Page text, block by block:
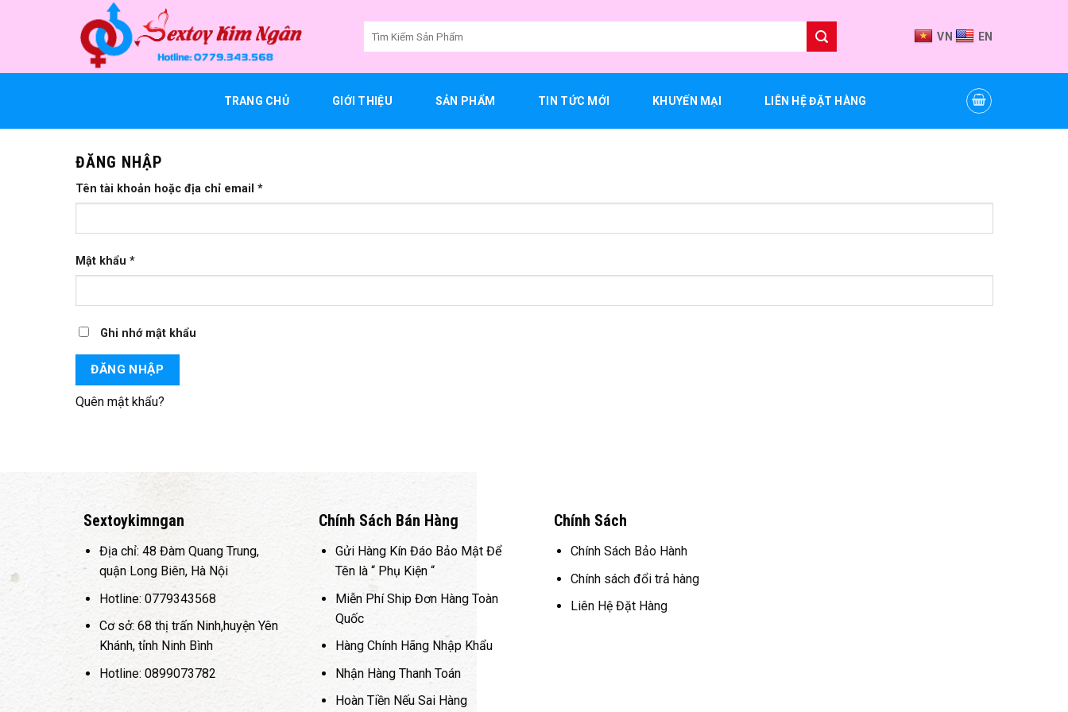
kiếm:
VN EN
TRANG CHỦ GIỚI THIỆU SẢN PHẨM TIN TỨC MỚI KHUYẾN MẠI LIÊN HỆ ĐẶT HÀNG
ĐĂNG NHẬP
Tên tài khoản hoặc địa chỉ email *Bắt
buộc
Mật khẩu *Bắt
buộc
Ghi nhớ mật khẩu
ĐĂNG NHẬP
Quên mật khẩu?
Sextoykimngan
Địa chỉ: 48 Đàm Quang Trung,
quận Long Biên, Hà Nội
Hotline: 0779343568
Cơ sở: 68 thị trấn Ninh,huyện Yên
Khánh, tỉnh Ninh Bình
Hotline: 0899073782
Chính Sách Bán Hàng
Gửi Hàng Kín Đáo Bảo Mật Để
Tên là “ Phụ Kiện “
Miễn Phí Ship Đơn Hàng Toàn
Quốc
Hàng Chính Hãng Nhập Khẩu
Nhận Hàng Thanh Toán
Hoàn Tiền Nếu Sai Hàng
Chính Sách
Chính Sách Bảo Hành
Chính sách đổi trả hàng
Liên Hệ Đặt Hàng